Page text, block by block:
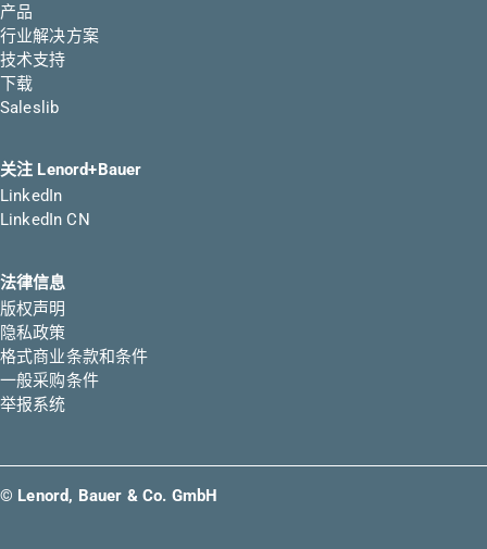
产品
行业解决方案
技术支持
下载
Saleslib
关注 Lenord+Bauer
LinkedIn
LinkedIn CN
法律信息
版权声明
隐私政策
格式商业条款和条件
一般采购条件
举报系统
© Lenord, Bauer & Co. GmbH